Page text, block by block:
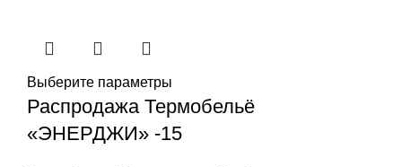
Выберите параметры
Распродажа Термобельё
«ЭНЕРДЖИ» -15